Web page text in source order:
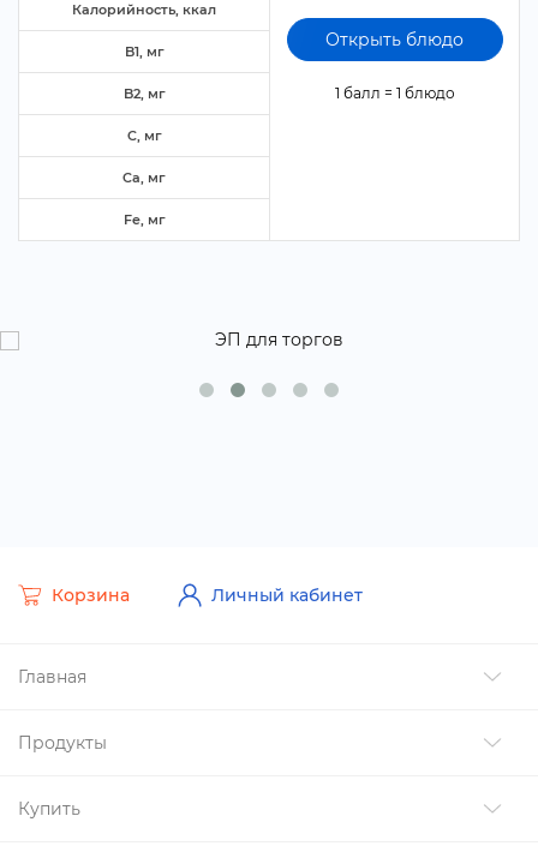
Открыть блюдо
1 балл = 1 блюдо
Калорийность, ккал
B1, м
B2, м
C, м
Ca, м
Fe, м
Главная
Продукты
Купить
Корзина Личный кабинет